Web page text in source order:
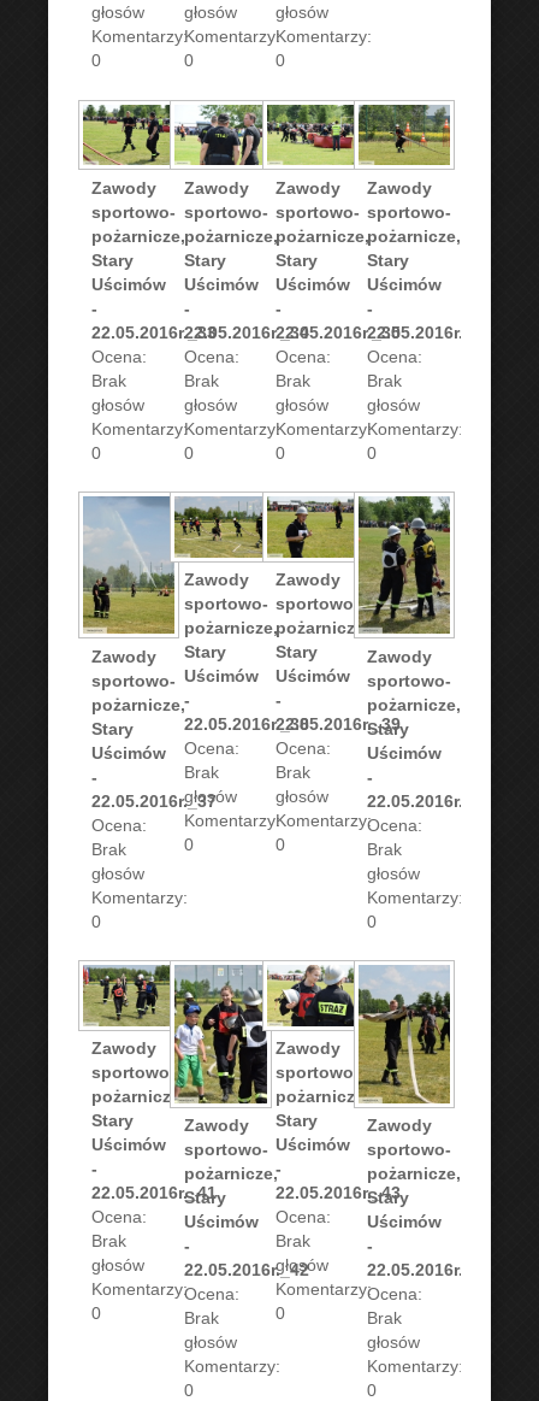
głosów
Komentarzy:
0
głosów
Komentarzy:
0
głosów
Komentarzy:
0
Zawody
sportowo-
pożarnicze,
Stary
Uścimów
-
22.05.2016r._33
Ocena:
Brak
głosów
Komentarzy:
0
Zawody
sportowo-
pożarnicze,
Stary
Uścimów
-
22.05.2016r._34
Ocena:
Brak
głosów
Komentarzy:
0
Zawody
sportowo-
pożarnicze,
Stary
Uścimów
-
22.05.2016r._35
Ocena:
Brak
głosów
Komentarzy:
0
Zawody
sportowo-
pożarnicze,
Stary
Uścimów
-
22.05.2016r._36
Ocena:
Brak
głosów
Komentarzy:
0
Zawody
sportowo-
pożarnicze,
Stary
Uścimów
-
22.05.2016r._37
Ocena:
Brak
głosów
Komentarzy:
0
Zawody
sportowo-
pożarnicze,
Stary
Uścimów
-
22.05.2016r._38
Ocena:
Brak
głosów
Komentarzy:
0
Zawody
sportowo-
pożarnicze,
Stary
Uścimów
-
22.05.2016r._39
Ocena:
Brak
głosów
Komentarzy:
0
Zawody
sportowo-
pożarnicze,
Stary
Uścimów
-
22.05.2016r._40
Ocena:
Brak
głosów
Komentarzy:
0
Zawody
sportowo-
pożarnicze,
Stary
Uścimów
-
22.05.2016r._41
Ocena:
Brak
głosów
Komentarzy:
0
Zawody
sportowo-
pożarnicze,
Stary
Uścimów
-
22.05.2016r._42
Ocena:
Brak
głosów
Komentarzy:
0
Zawody
sportowo-
pożarnicze,
Stary
Uścimów
-
22.05.2016r._43
Ocena:
Brak
głosów
Komentarzy:
0
Zawody
sportowo-
pożarnicze,
Stary
Uścimów
-
22.05.2016r._44
Ocena:
Brak
głosów
Komentarzy:
0